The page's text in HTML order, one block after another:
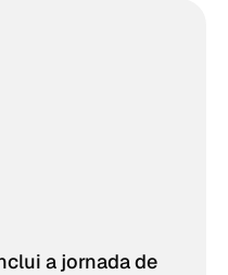
a jornada de